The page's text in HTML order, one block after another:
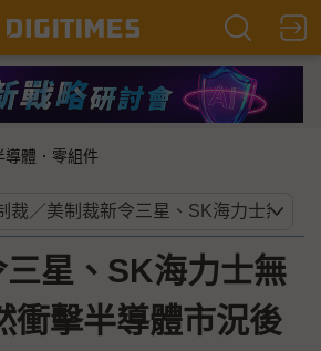
導體．零組件
星、SK海力士無
衝擊半導體市況後